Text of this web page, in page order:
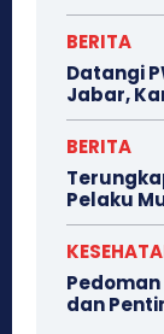
BERITA
Datangi
Jabar,
BERITA
Pelaku
Pedoman
dan